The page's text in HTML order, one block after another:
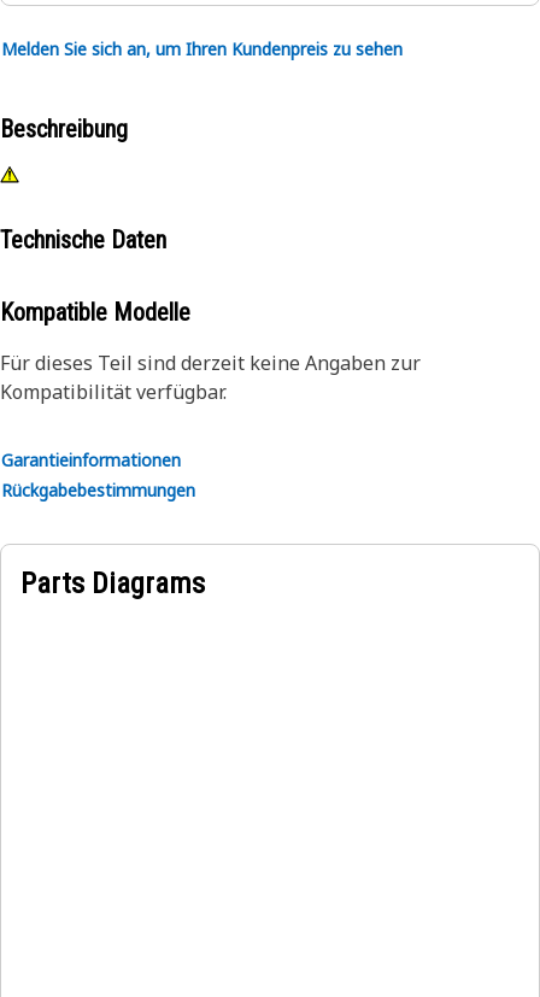
Melden Sie sich an, um Ihren Kundenpreis zu sehen
Beschreibung
Technische Daten
Kompatible Modelle
Für dieses Teil sind derzeit keine Angaben zur
Kompatibilität verfügbar.
Garantieinformationen
Rückgabebestimmungen
Parts Diagrams